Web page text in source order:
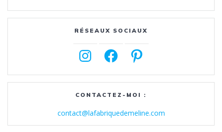
RÉSEAUX SOCIAUX
InstagramFacebookPinterest
CONTACTEZ-MOI :
contact@lafabriquedemeline.com